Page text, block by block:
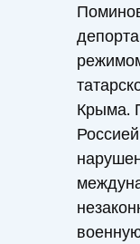
Крыма.